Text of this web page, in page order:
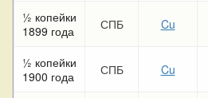
½ копейки
1899 года
СПБ Cu
½ копейки
1900 года
СПБ Cu